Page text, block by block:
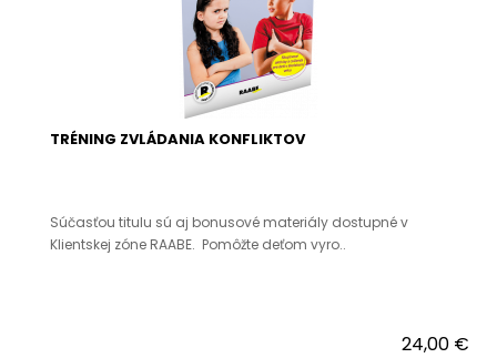
TRÉNING ZVLÁDANIA KONFLIKTOV
Súčasťou titulu sú aj bonusové materiály dostupné v
Klientskej zóne RAABE. Pomôžte deťom vyro..
24,00 €